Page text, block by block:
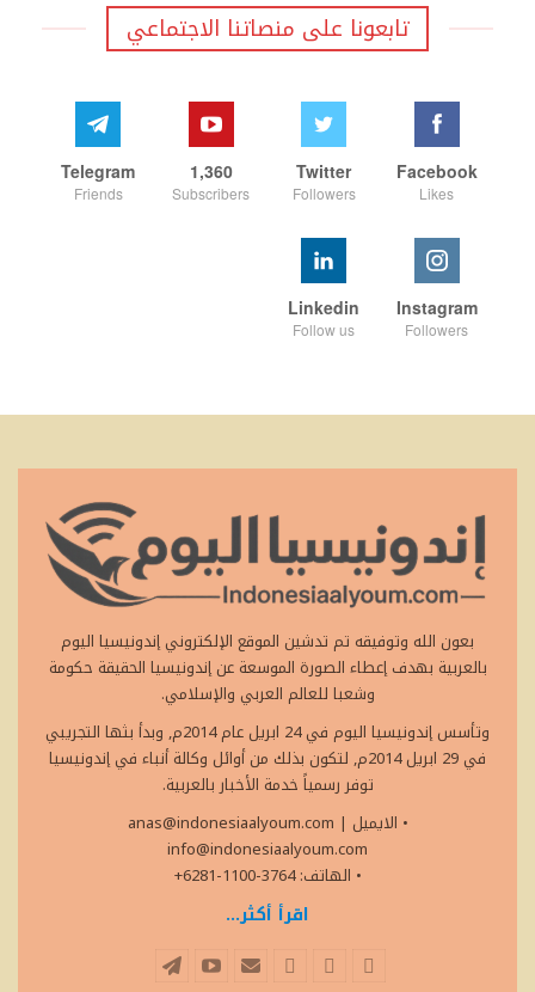
تابعونا على منصاتنا الاجتماعي
Facebook
Likes
Twitter
Followers
1,360
Subscribers
Telegram
Friends
Instagram
Followers
Linkedin
Follow us
بعون الله وتوفيقه تم تدشين الموقع الإلكتروني إندونيسيا اليوم
بالعربية بهدف إعطاء الصورة الموسعة عن إندونيسيا الحقيقة حكومة
وشعبا للعالم العربي والإسلامي.
وتأسس إندونيسيا اليوم في 24 ابريل عام 2014م, وبدأ بثها التجريبي
في 29 ابريل 2014م, لتكون بذلك من أوائل وكالة أنباء في إندونيسيا
توفر رسمياً خدمة الأخبار بالعربية.
• الايميل
anas@indonesiaalyoum.com |
info@indonesiaalyoum.com
• الهاتف: 3764-1100-6281+
اقرأ أكثر...